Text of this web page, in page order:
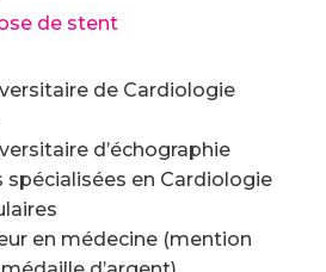
de stent
de Cardiologie
d’échographie
spécialisées en Cardiologie
en médecine (mention